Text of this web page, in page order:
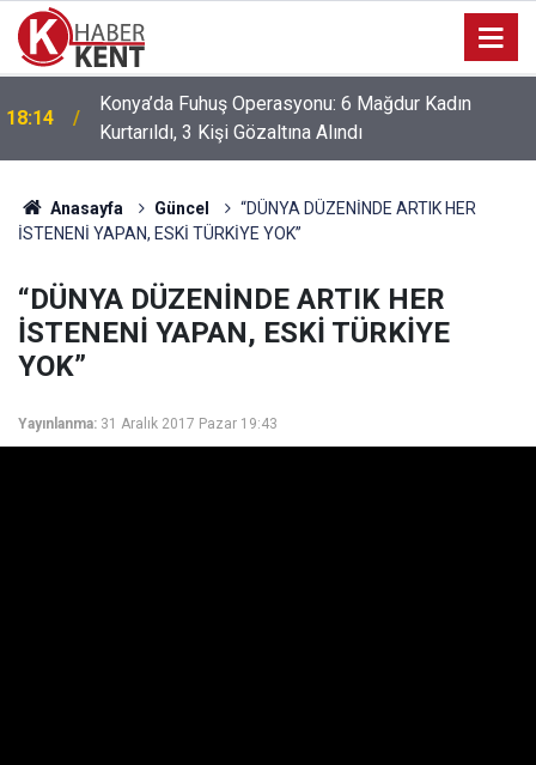
17:47 Konya’da Silah Kaçakçılığı Operasyonu: 6 Gözaltı
Anasayfa Güncel
“DÜNYA DÜZENİNDE ARTIK HER
İSTENENİ YAPAN, ESKİ TÜRKİYE YOK”
“DÜNYA DÜZENİNDE ARTIK HER
İSTENENİ YAPAN, ESKİ TÜRKİYE
YOK”
Yayınlanma: 31 Aralık 2017 Pazar 19:43